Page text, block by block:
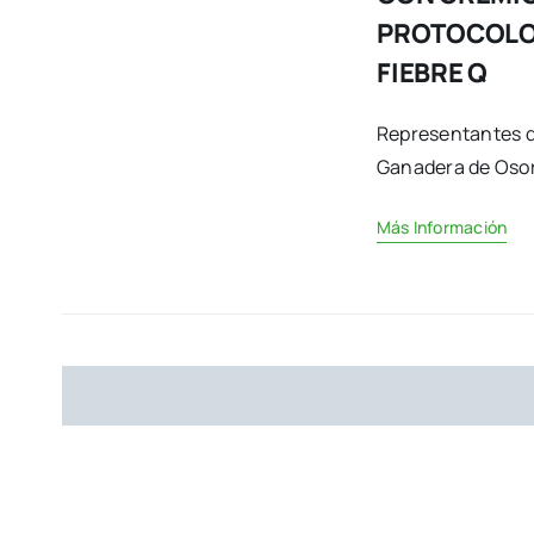
FIEBRE Q
Representantes
Ganadera de
Más Información